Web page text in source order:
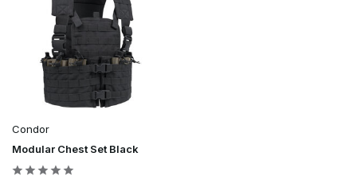
Condor
Modular Chest Set Black